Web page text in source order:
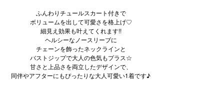
ふんわりチュールスカート付きで
ボリュームを出して可愛さを格上げ♡
細見え効果も叶えてくれます!!
ヘルシーなノースリーブに
チェーンを飾ったネックラインと
バストジップで大人の色気もプラス☆
甘さと上品さを両立したデザインで、
同伴やアフターにもぴったりな大人可愛い1着です♪